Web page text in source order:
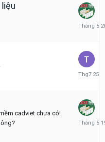
liệu
Tháng
Tháng
cadviet chưa có!
Tháng